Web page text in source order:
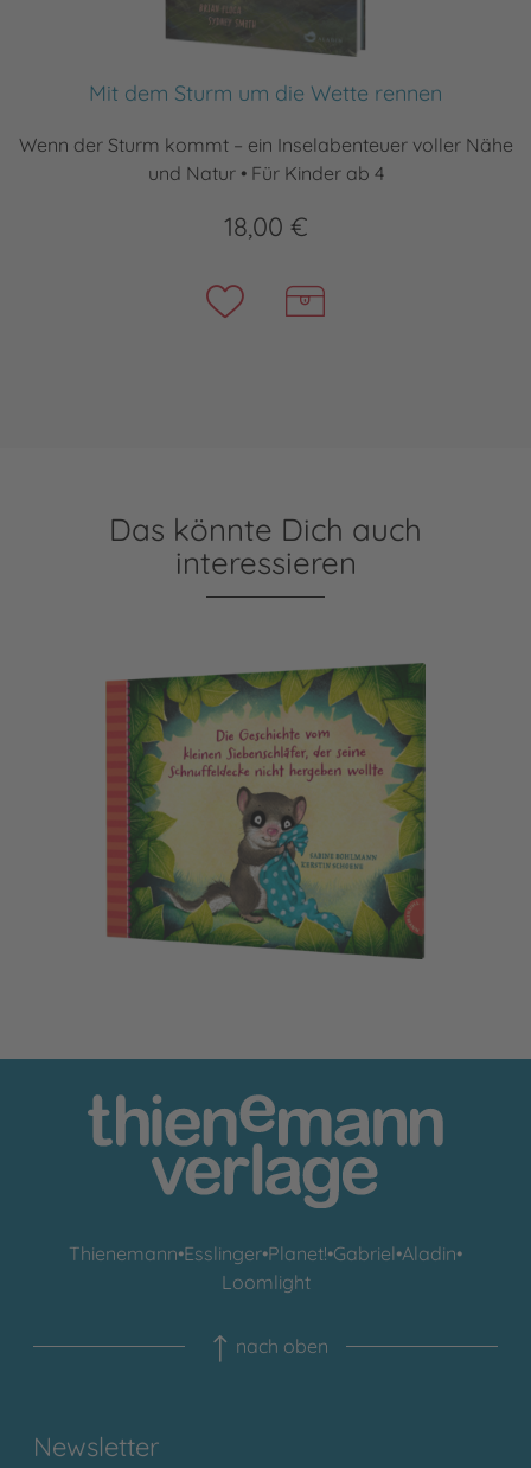
Mit dem Sturm um die Wette rennen
Wenn der Sturm kommt – ein Inselabenteuer voller Nähe
und Natur • Für Kinder ab 4
18,00 €
Das könnte Dich auch
interessieren
Der kleine Siebenschläfer 3: Die Geschichte vom kleinen
Thienemann•Esslinger•Planet!•Gabriel•Aladin•
Loomlight
nach oben
Newsletter